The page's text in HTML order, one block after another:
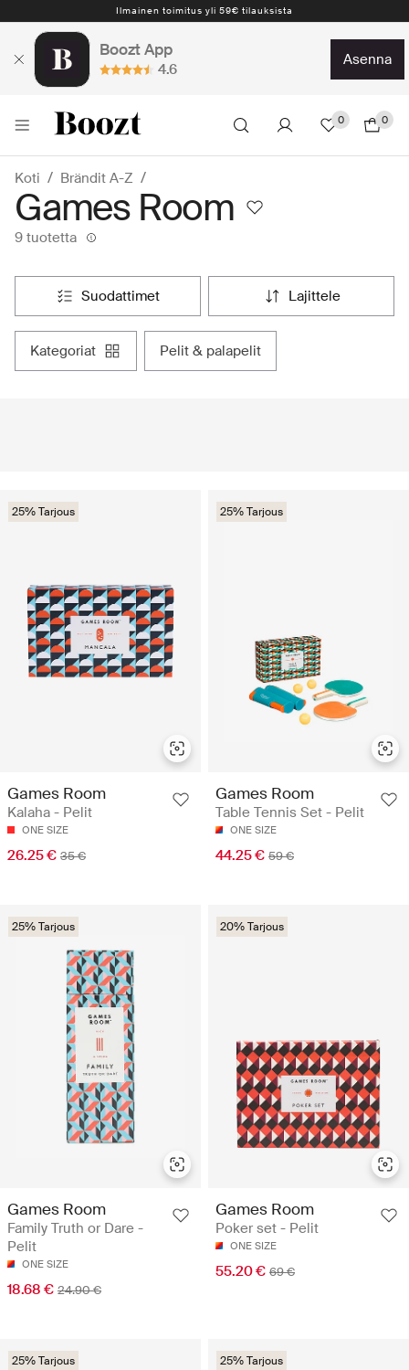
Ilmainen toimitus yli 59€ tilauksista
Boozt App
4.6
asenna
0 0
Koti Brändit A-Z
Games Room
9 tuotetta
suodattimet lajittele
kategoriat pelit & palapelit
25% Tarjous
Games Room
Kalaha - Pelit
ONE SIZE
26.25 € 35 €
25% Tarjous
Games Room
Table Tennis Set - Pelit
ONE SIZE
44.25 € 59 €
25% Tarjous
Games Room
Family Truth or Dare -
Pelit
ONE SIZE
18.68 € 24.90 €
20% Tarjous
Games Room
Poker set - Pelit
ONE SIZE
55.20 € 69 €
25% Tarjous 25% Tarjous